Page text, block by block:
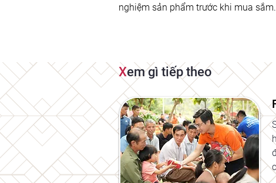
nghiệm sản phẩm trước khi mua sắm.
Xem gì tiếp theo